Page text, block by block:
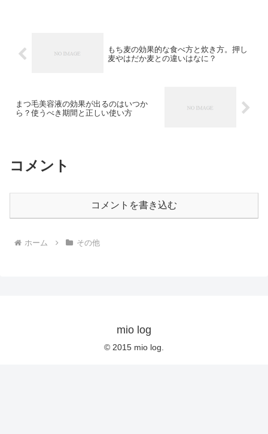
もち麦の効果的な食べ方と炊き方。押し
麦やはだか麦との違いはなに？
まつ毛美容液の効果が出るのはいつか
ら？使うべき期間と正しい使い方
コメント
コメントを書き込む
ホーム その他
mio log
© 2015 mio log.